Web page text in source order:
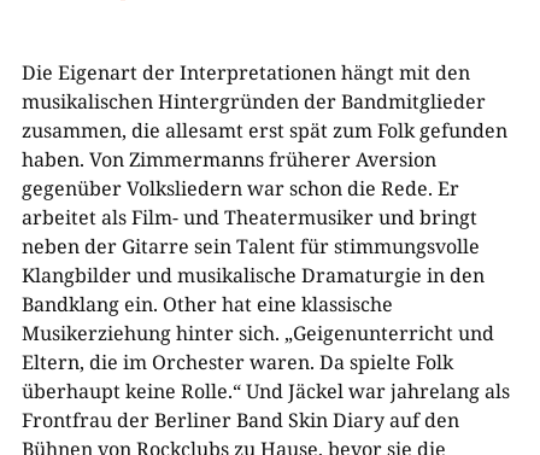
Die Eigenart der Interpretationen hängt mit den
musikalischen Hintergründen der Bandmitglieder
zusammen, die allesamt erst spät zum Folk gefunden
haben. Von Zimmermanns früherer Aversion
gegenüber Volksliedern war schon die Rede. Er
arbeitet als Film- und Theatermusiker und bringt
neben der Gitarre sein Talent für stimmungsvolle
Klangbilder und musikalische Dramaturgie in den
Bandklang ein. Other hat eine klassische
Musikerziehung hinter sich. „Geigenunterricht und
Eltern, die im Orchester waren. Da spielte Folk
überhaupt keine Rolle.“ Und Jäckel war jahrelang als
Frontfrau der Berliner Band Skin Diary auf den
Bühnen von Rockclubs zu Hause, bevor sie die